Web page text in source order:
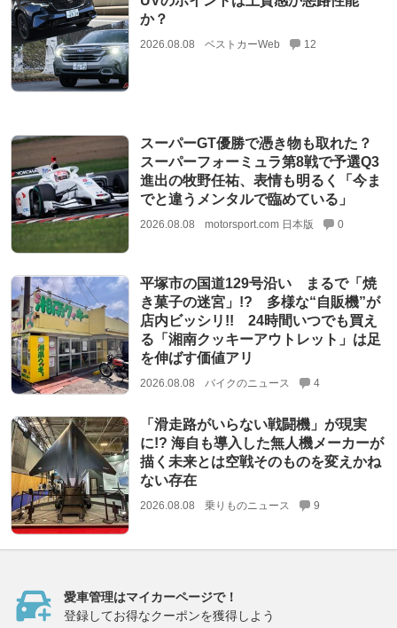
か？
2026.08.08 ベストカーWeb 12
スーパーGT優勝で憑き物も取れた？
スーパーフォーミュラ第8戦で予選Q3
進出の牧野任祐、表情も明るく「今ま
でと違うメンタルで臨めている」
2026.08.08 motorsport.com 日本版 0
平塚市の国道129号沿い まるで「焼
き菓子の迷宮」!? 多様な“自販機”が
店内ビッシリ!! 24時間いつでも買え
る「湘南クッキーアウトレット」は足
を伸ばす価値アリ
2026.08.08 バイクのニュース 4
「滑走路がいらない戦闘機」が現実
に!? 海自も導入した無人機メーカーが
描く未来とは空戦そのものを変えかね
ない存在
2026.08.08 乗りものニュース 9
愛車管理はマイカーページで！
登録してお得なクーポンを獲得しよう